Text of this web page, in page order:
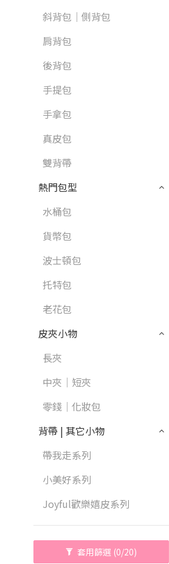
斜背包｜側背包
肩背包
後背包
手提包
手拿包
真皮包
雙背帶
熱門包型
水桶包
貨幣包
波士頓包
托特包
老花包
皮夾小物
長夾
中夾｜短夾
零錢｜化妝包
背帶 | 其它小物
帶我走系列
小美好系列
Joyful歡樂嬉皮系列
套用篩選 (0/20)